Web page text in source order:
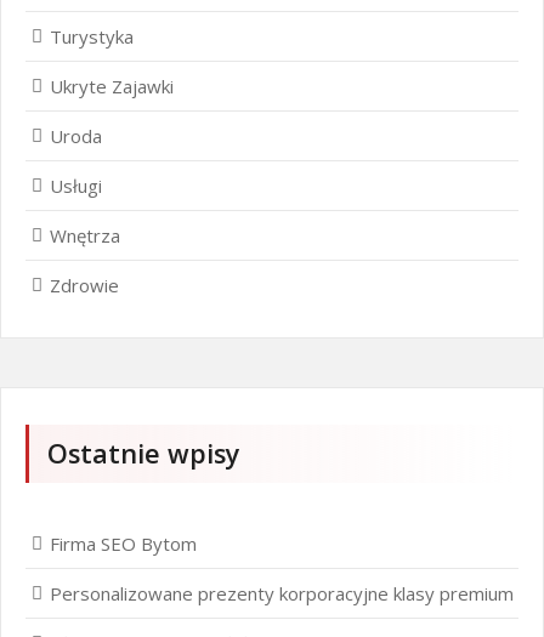
Turystyka
Ukryte Zajawki
Uroda
Usługi
Wnętrza
Zdrowie
Ostatnie wpisy
Firma SEO Bytom
Personalizowane prezenty korporacyjne klasy premium